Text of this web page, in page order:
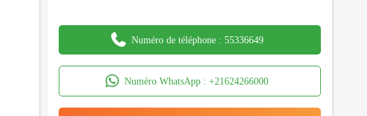
Numéro de téléphone : 55336649
Numéro WhatsApp : +21624266000